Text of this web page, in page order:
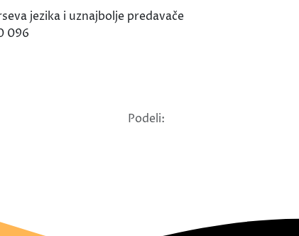
jezika i uznajbolje predavače
096
Podeli: